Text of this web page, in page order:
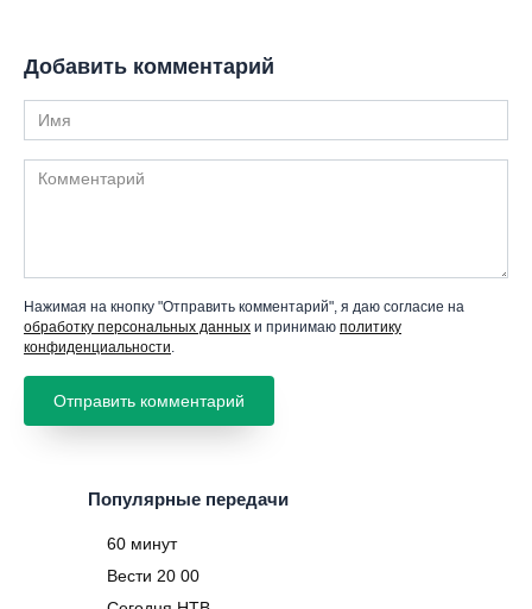
Добавить комментарий
Имя
Комментарий
Нажимая на кнопку "Отправить комментарий", я даю согласие на
обработку персональных данных и принимаю политику
конфиденциальности.
Популярные передачи
60 минут
Вести 20 00